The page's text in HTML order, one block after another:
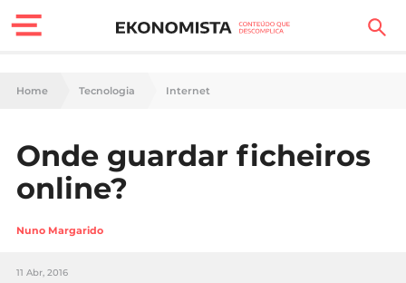
Finanças Pessoais
Carreira
Home Tecnologia Internet
Onde guardar ficheiros
online?
Nuno Margarido
11 Abr, 2016